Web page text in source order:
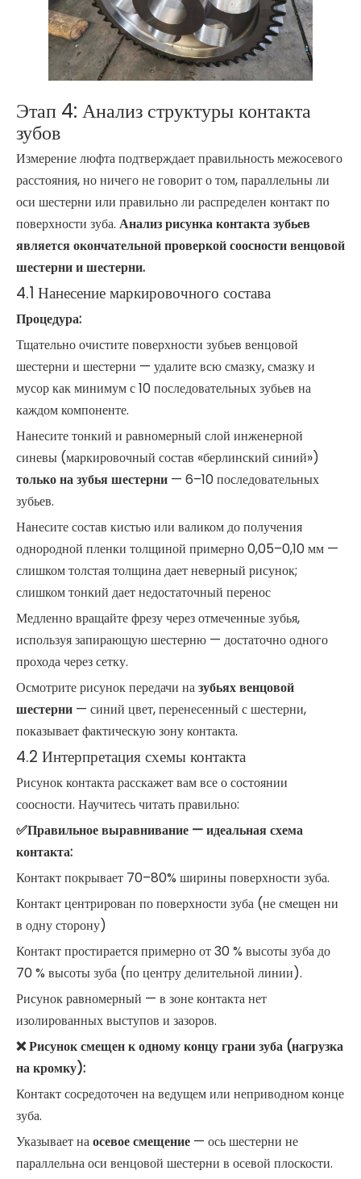
Этап 4: Анализ структуры контакта
зубов
Измерение люфта подтверждает правильность межосевого
расстояния, но ничего не говорит о том, параллельны ли
оси шестерни или правильно ли распределен контакт по
поверхности зуба. Анализ рисунка контакта зубьев
является окончательной проверкой соосности венцовой
шестерни и шестерни.
4.1 Нанесение маркировочного состава
Процедура:
Тщательно очистите поверхности зубьев венцовой
шестерни и шестерни — удалите всю смазку, смазку и
мусор как минимум с 10 последовательных зубьев на
каждом компоненте.
Нанесите тонкий и равномерный слой инженерной
синевы (маркировочный состав «берлинский синий»)
только на зубья шестерни — 6–10 последовательных
зубьев.
Нанесите состав кистью или валиком до получения
однородной пленки толщиной примерно 0,05–0,10 мм —
слишком толстая толщина дает неверный рисунок;
слишком тонкий дает недостаточный перенос
Медленно вращайте фрезу через отмеченные зубья,
используя запирающую шестерню — достаточно одного
прохода через сетку.
Осмотрите рисунок передачи назубьях венцовой
шестерни — синий цвет, перенесенный с шестерни,
показывает фактическую зону контакта.
4.2 Интерпретация схемы контакта
Рисунок контакта расскажет вам все о состоянии
соосности. Научитесь читать правильно:
✅Правильное выравнивание — идеальная схема
контакта:
Контакт покрывает 70–80% ширины поверхности зуба.
Контакт центрирован по поверхности зуба (не смещен ни
в одну сторону)
Контакт простирается примерно от 30 % высоты зуба до
70 % высоты зуба (по центру делительной линии).
Рисунок равномерный — в зоне контакта нет
изолированных выступов и зазоров.
❌ Рисунок смещен к одному концу грани зуба (нагрузка
на кромку):
Контакт сосредоточен на ведущем или неприводном конце
зуба.
Указывает наосевое смещение — ось шестерни не
параллельна оси венцовой шестерни в осевой плоскости.